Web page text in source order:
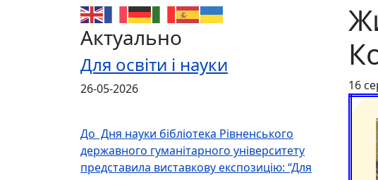
Актуально
Для освіти і науки
26-05-2026
До Дня науки бібліотека Рівненського
державного гуманітарного університету
представила виставкову експозицію: “Для
16